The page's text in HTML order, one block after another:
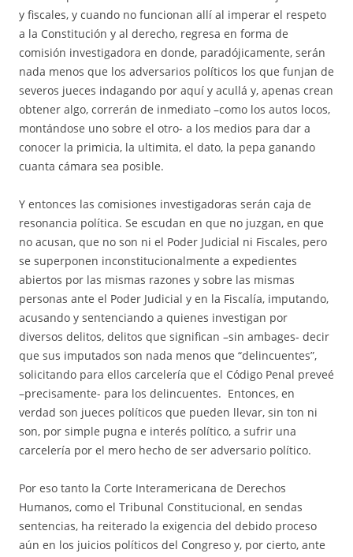
y fiscales, y cuando no funcionan allí al imperar el respeto
a la Constitución y al derecho, regresa en forma de
comisión investigadora en donde, paradójicamente, serán
nada menos que los adversarios políticos los que funjan de
severos jueces indagando por aquí y acullá y, apenas crean
obtener algo, correrán de inmediato –como los autos locos,
montándose uno sobre el otro- a los medios para dar a
conocer la primicia, la ultimita, el dato, la pepa ganando
cuanta cámara sea posible.
Y entonces las comisiones investigadoras serán caja de
resonancia política. Se escudan en que no juzgan, en que
no acusan, que no son ni el Poder Judicial ni Fiscales, pero
se superponen inconstitucionalmente a expedientes
abiertos por las mismas razones y sobre las mismas
personas ante el Poder Judicial y en la Fiscalía, imputando,
acusando y sentenciando a quienes investigan por
diversos delitos, delitos que significan –sin ambages- decir
que sus imputados son nada menos que “delincuentes”,
solicitando para ellos carcelería que el Código Penal preveé
–precisamente- para los delincuentes. Entonces, en
verdad son jueces políticos que pueden llevar, sin ton ni
son, por simple pugna e interés político, a sufrir una
carcelería por el mero hecho de ser adversario político.
Por eso tanto la Corte Interamericana de Derechos
Humanos, como el Tribunal Constitucional, en sendas
sentencias, ha reiterado la exigencia del debido proceso
aún en los juicios políticos del Congreso y, por cierto, ante